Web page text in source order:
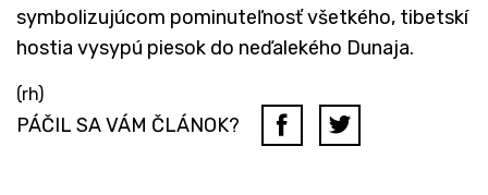
symbolizujúcom pominuteľnosť všetkého, tibetskí
hostia vysypú piesok do neďalekého Dunaja.
(rh)
PÁČIL SA VÁM ČLÁNOK?